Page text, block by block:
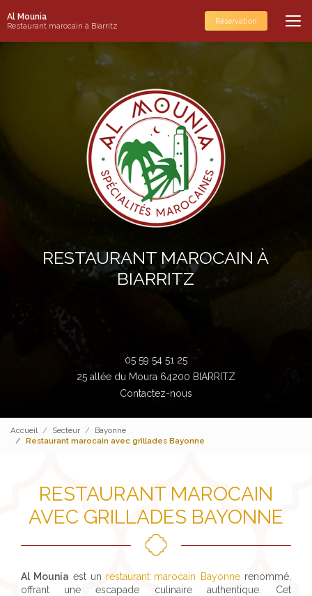
auAl Mounia
Restaurant marocain à Biarritz Réservation
RESTAURANT MAROCAIN À
BIARRITZ
05 59 54 51 25
25 allée du Moura 64200 BIARRITZ
Contactez-nous
Accueil Secteur
Bayonne
Restaurant marocain avec grillades Bayonne
RESTAURANT MAROCAIN
AVEC GRILLADES BAYONNE
Al Mounia est un restaurant marocain Bayonnerenommé,
offrant une escapade culinaire authentique. Cet